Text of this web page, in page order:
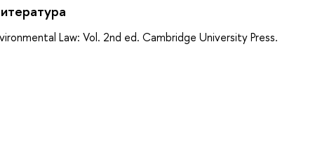
Law: Vol. 2nd ed. Cambridge University Press.